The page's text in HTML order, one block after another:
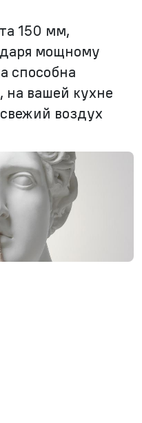
150 мм,
мощному
способна
на вашей кухне
воздух